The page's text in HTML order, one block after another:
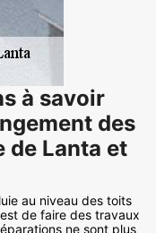
à savoir
des
de Lanta et
au niveau des toits
de faire des travaux
ne sont plus